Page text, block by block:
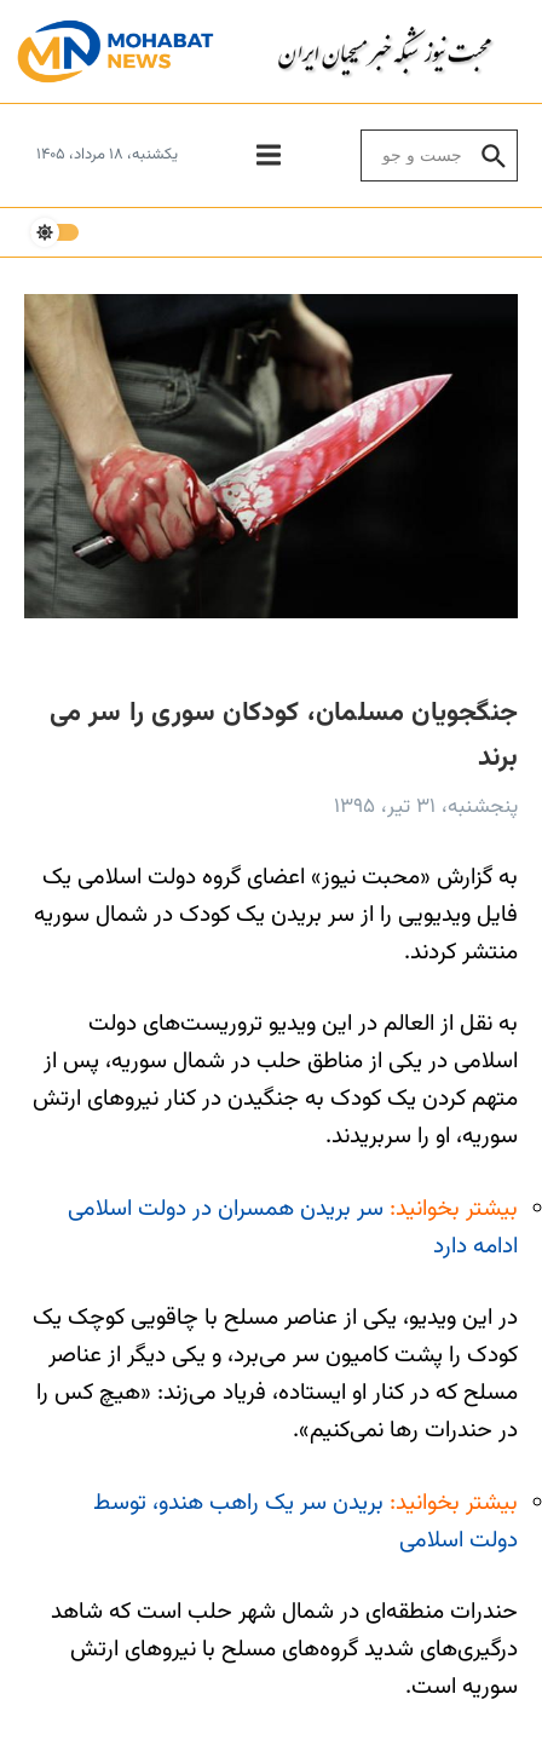
یکشنبه، ۱۸ مرداد، ۱۴۰۵
جنگجویان مسلمان، کودکان سوری را سر می
برند
پنجشنبه، ۳۱ تیر، ۱۳۹۵
به گزارش «محبت نیوز» اعضای گروه دولت اسلامی یک
فایل ویدیویی را از سر بریدن یک کودک در شمال سوریه
منتشر کردند.
به نقل از العالم در این ویدیو تروریست‌های دولت
اسلامی در یکی از مناطق حلب در شمال سوریه، پس از
متهم کردن یک کودک به جنگیدن در کنار نیروهای ارتش
سوریه، او را سربریدند.
بیشتر بخوانید: سر بریدن همسران در دولت اسلامی
ادامه دارد
در این ویدیو، یکی از عناصر مسلح با چاقویی کوچک یک
کودک را پشت کامیون سر می‌برد، و یکی دیگر از عناصر
مسلح که در کنار او ایستاده، فریاد می‌زند: «هیچ کس را
در حندرات رها نمی‌کنیم».
بیشتر بخوانید: بریدن سر یک راهب هندو، توسط
دولت اسلامی
حندرات منطقه‌ای در شمال شهر حلب است که شاهد
درگیری‌های شدید گروه‌های مسلح با نیروهای ارتش
سوریه است.